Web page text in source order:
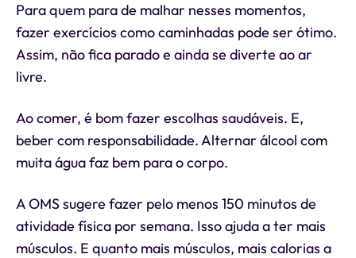
Para quem para de malhar nesses momentos,
fazer exercícios como caminhadas pode ser ótimo.
Assim, não fica parado e ainda se diverte ao ar
livre.
Ao comer, é bom fazer escolhas saudáveis. E,
beber com responsabilidade. Alternar álcool com
muita água faz bem para o corpo.
A OMS sugere fazer pelo menos 150 minutos de
atividade física por semana. Isso ajuda a ter mais
músculos. E quanto mais músculos, mais calorias a